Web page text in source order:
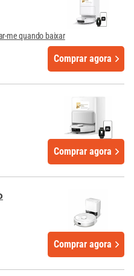
me quando baixar
Comprar agora
Comprar agora
Comprar agora